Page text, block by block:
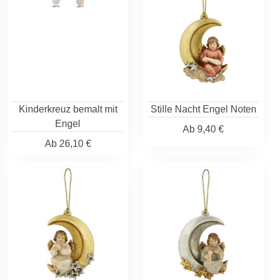
Kinderkreuz bemalt mit
Engel
Ab26,10 €
Stille Nacht Engel Noten
Ab 9,40 €